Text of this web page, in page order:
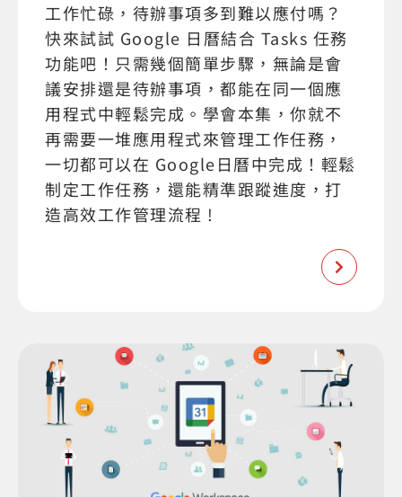
工作忙碌，待辦事項多到難以應付嗎？
快來試試 Google 日曆結合 Tasks 任務
功能吧！只需幾個簡單步驟，無論是會
議安排還是待辦事項，都能在同一個應
用程式中輕鬆完成。學會本集，你就不
再需要一堆應用程式來管理工作任務，
一切都可以在 Google日曆中完成！輕鬆
制定工作任務，還能精準跟蹤進度，打
造高效工作管理流程 !